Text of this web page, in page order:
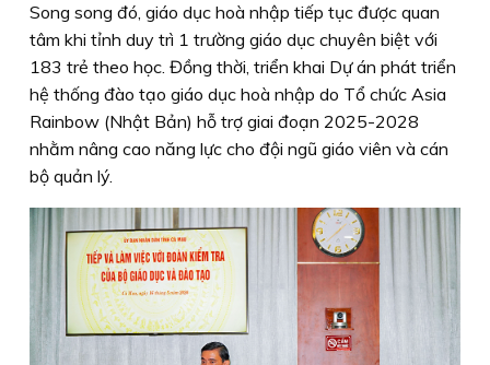
Song song đó, giáo dục hoà nhập tiếp tục được quan
tâm khi tỉnh duy trì 1 trường giáo dục chuyên biệt với
183 trẻ theo học. Đồng thời, triển khai Dự án phát triển
hệ thống đào tạo giáo dục hoà nhập do Tổ chức Asia
Rainbow (Nhật Bản) hỗ trợ giai đoạn 2025-2028
nhằm nâng cao năng lực cho đội ngũ giáo viên và cán
bộ quản lý.